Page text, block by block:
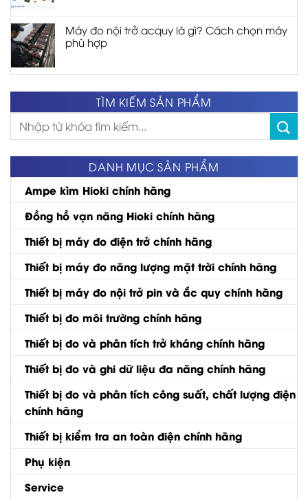
Máy đo nội trở acquy là gì? Cách chọn máy
phù hợp
TÌM KIẾM SẢN PHẨM
Tìm
kiếm:
DANH MỤC SẢN PHẨM
Ampe kìm Hioki chính hãng
Đồng hồ vạn năng Hioki chính hãng
Thiết bị máy đo điện trở chính hãng
Thiết bị máy đo năng lượng mặt trời chính hãng
Thiết bị máy đo nội trở pin và ắc quy chính hãng
Thiết bị đo môi trường chính hãng
Thiết bị đo và phân tích trở kháng chính hãng
Thiết bị đo và ghi dữ liệu đa năng chính hãng
Thiết bị đo và phân tích công suất, chất lượng điện
chính hãng
Thiết bị kiểm tra an toàn điện chính hãng
Phụ kiện
Service